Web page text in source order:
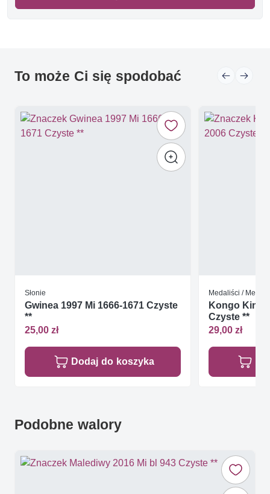
To może Ci się spodobać
Słonie
Gwinea 1997 Mi 1666-1671 Czyste
**
25,00 zł
Dodaj do koszyka
Medaliści / Medale
Kongo
Czyste **
29,00 zł
Podobne walory